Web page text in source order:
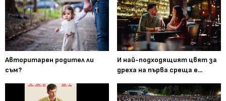
Авторитарен родител ли
съм?
И най-подходящият цвят за
дреха на първа среща е...